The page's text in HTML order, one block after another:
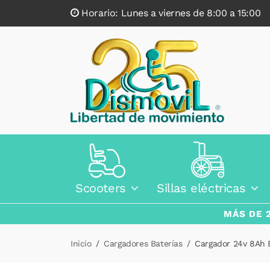
Horario: Lunes a viernes de 8:00 a
Scooters Sillas eléctricas
MÁS DE
Inicio Cargadores Baterías Cargador 24v 8Ah